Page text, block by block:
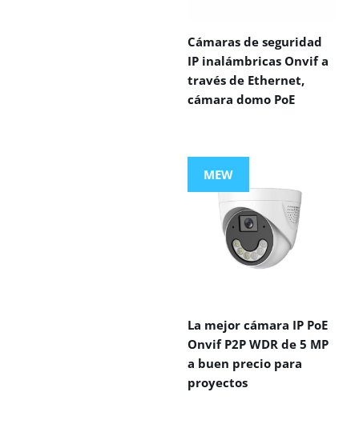
Cámaras de seguridad
IP inalámbricas Onvif a
través de Ethernet,
cámara domo PoE
MEW
La mejor cámara IP PoE
Onvif P2P WDR de 5 MP
a buen precio para
proyectos